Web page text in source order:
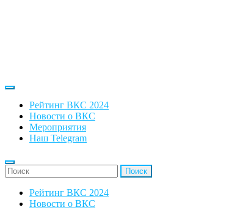
Рейтинг ВКС 2024
Новости о ВКС
Мероприятия
Наш Telegram
'Найти:
Рейтинг ВКС 2024
Новости о ВКС